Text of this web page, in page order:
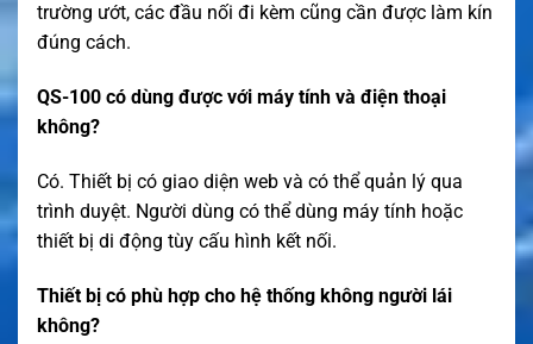
trường ướt, các đầu nối đi kèm cũng cần được làm kín
đúng cách.
QS-100 có dùng được với máy tính và điện thoại
không?
Có. Thiết bị có giao diện web và có thể quản lý qua
trình duyệt. Người dùng có thể dùng máy tính hoặc
thiết bị di động tùy cấu hình kết nối.
Thiết bị có phù hợp cho hệ thống không người lái
không?